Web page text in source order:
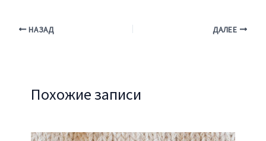
НАЗАД ДАЛЕЕ
Похожие записи